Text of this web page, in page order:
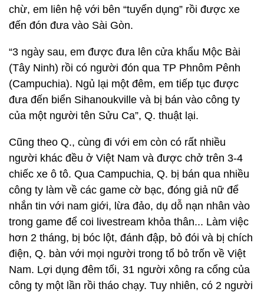
chừ, em liên hệ với bên “tuyển dụng” rồi được xe
đến đón đưa vào Sài Gòn.
“3 ngày sau, em được đưa lên cửa khẩu Mộc Bài
(Tây Ninh) rồi có người đón qua TP Phnôm Pênh
(Campuchia). Ngủ lại một đêm, em tiếp tục được
đưa đến biển Sihanoukville và bị bán vào công ty
của một người tên Sửu Ca”, Q. thuật lại.
Cũng theo Q., cùng đi với em còn có rất nhiều
người khác đều ở Việt Nam và được chở trên 3-4
chiếc xe ô tô. Qua Campuchia, Q. bị bán qua nhiều
công ty làm về các game cờ bạc, đóng giả nữ để
nhắn tin với nam giới, lừa đảo, dụ dỗ nạn nhân vào
trong game để coi livestream khỏa thân... Làm việc
hơn 2 tháng, bị bóc lột, đánh đập, bỏ đói và bị chích
điện, Q. bàn với mọi người trong tổ bỏ trốn về Việt
Nam. Lợi dụng đêm tối, 31 người xông ra cổng của
công ty một lần rồi tháo chạy. Tuy nhiên, có 2 người